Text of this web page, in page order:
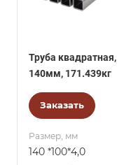
Труба квадратная,
140мм, 171.439кг
Заказать
Размер, мм
140 *100*4,0